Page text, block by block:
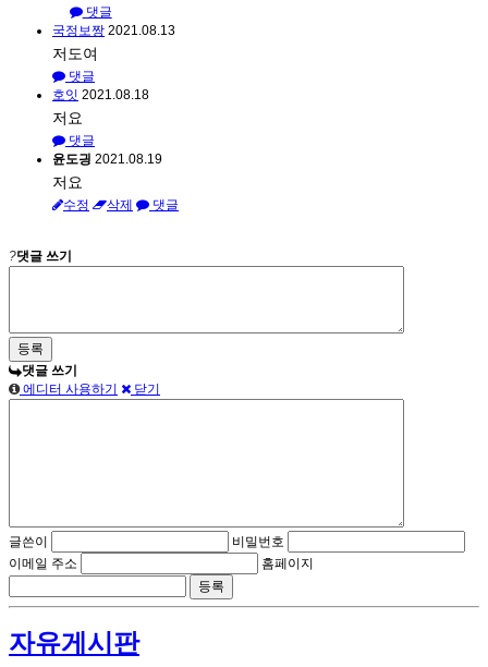
댓글
국정보짱 2021.08.13
저도여
댓글
호잇 2021.08.18
저요
댓글
윤도긩 2021.08.19
저요
수정 삭제 댓글
?댓글 쓰기
댓글 쓰기
에디터 사용하기
닫기
글쓴이
비밀번호
이메일 주소
홈페이지
자유게시판